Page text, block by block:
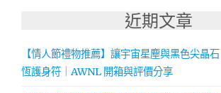
近期文章
【情人節禮物推薦】讓宇宙星塵與黑色尖晶
恆護身符｜AWNL 開箱與評價分享